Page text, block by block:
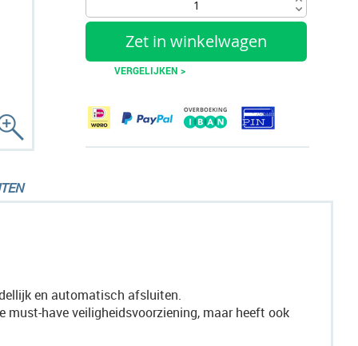
Zet in winkelwagen
VERGELIJKEN >
en automatisch afsluiten.
have veiligheidsvoorziening, maar heeft ook